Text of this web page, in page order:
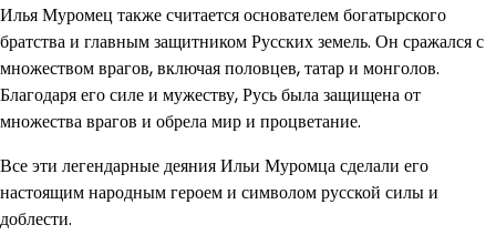
Илья Муромец также считается основателем богатырского
братства и главным защитником Русских земель. Он сражался с
множеством врагов, включая половцев, татар и монголов.
Благодаря его силе и мужеству, Русь была защищена от
множества врагов и обрела мир и процветание.
Все эти легендарные деяния Ильи Муромца сделали его
настоящим народным героем и символом русской силы и
доблести.